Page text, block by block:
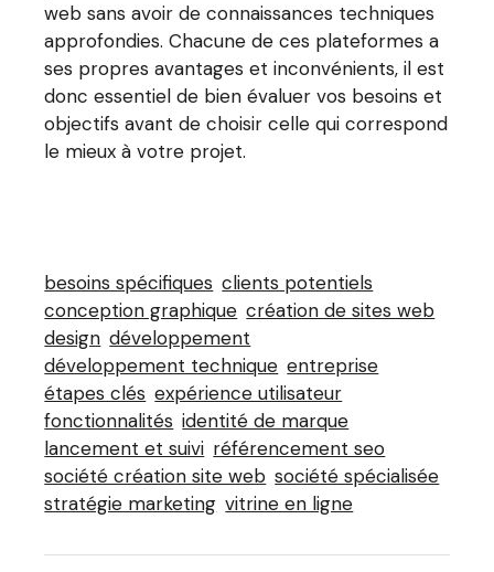
web sans avoir de connaissances techniques
approfondies. Chacune de ces plateformes a
ses propres avantages et inconvénients, il est
donc essentiel de bien évaluer vos besoins et
objectifs avant de choisir celle qui correspond
le mieux à votre projet.
besoins spécifiques clients potentiels
conception graphique création de sites web
design développement
développement technique entreprise
étapes clés expérience utilisateur
fonctionnalités identité de marque
lancement et suivi référencement seo
société création site web société spécialisée
stratégie marketing vitrine en ligne